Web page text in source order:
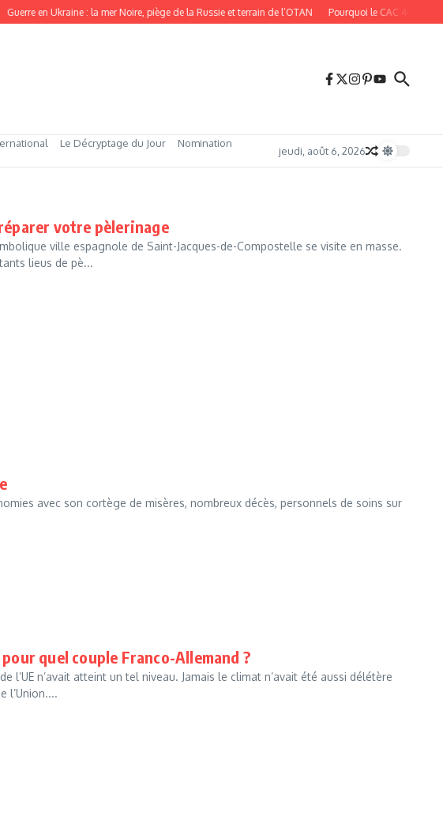
en Ukraine : la mer Noire, piège de la Russie et terrain de l’OTAN Pourquoi le CAC 40 bat des
Le Décryptage du Jour
Nomination
jeudi, août 6, 2026
votre pèlerinage
ville espagnole de Saint-Jacques-de-Compostelle se visite en masse.
lieus de pè...
avec son cortège de misères, nombreux décès, personnels de soins sur
quel couple Franco-Allemand ?
l’UE n’avait atteint un tel niveau. Jamais le climat n’avait été aussi délétère
l’Union....